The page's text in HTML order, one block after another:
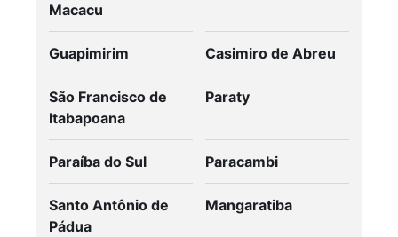
Macacu
Guapimirim Casimiro de Abreu
São Francisco de
Itabapoana
Paraty
Paraíba do Sul Paracambi
Santo Antônio de
Pádua
Mangaratiba